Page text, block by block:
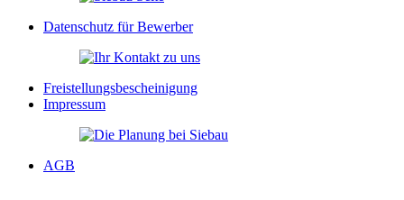
Datenschutz für Bewerber
Freistellungsbescheinigung
Impressum
AGB